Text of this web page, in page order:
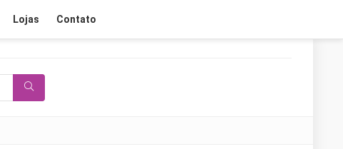
Lojas Contato